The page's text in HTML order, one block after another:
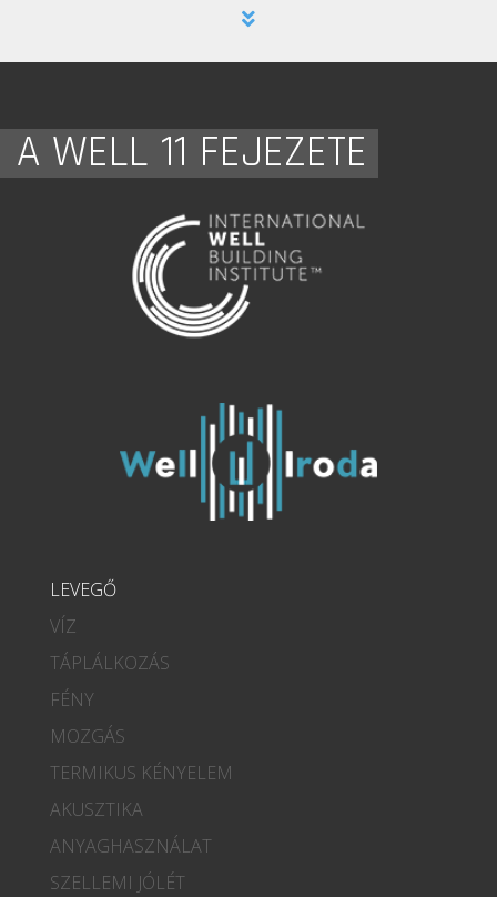
A WELL 11 FEJEZETE
LEVEGŐ
VÍZ
TÁPLÁLKOZÁS
FÉNY
MOZGÁS
TERMIKUS KÉNYELEM
AKUSZTIKA
ANYAGHASZNÁLAT
SZELLEMI JÓLÉT